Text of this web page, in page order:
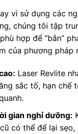
vì sử dụng các
chúng tôi tập
hợp để “bắn”
của phương pháp
Laser Revlite
sắc tố, hạn chế
gian nghỉ dưỡng:
có thể để lại sẹo,